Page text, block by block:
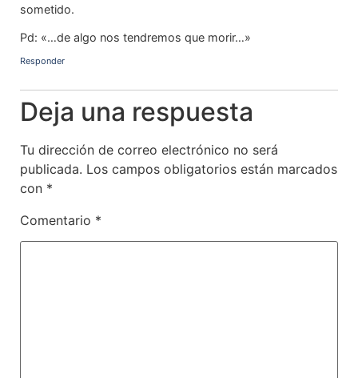
sometido.
Pd: «…de algo nos tendremos que morir…»
Responder
Deja una respuesta
Tu dirección de correo electrónico no será
publicada. Los campos obligatorios están marcados
con *
Comentario *